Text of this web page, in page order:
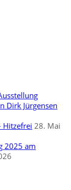
Dirk Jürgensen
Hitzefrei 28. Mai
2025 am